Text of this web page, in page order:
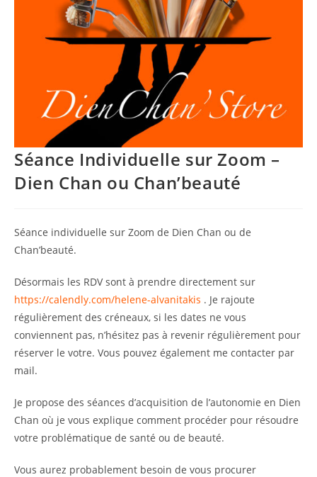
Séance Individuelle sur Zoom –
Dien Chan ou Chan’beauté
Séance individuelle sur Zoom de Dien Chan ou de
Chan’beauté.
Désormais les RDV sont à prendre directement sur
https://calendly.com/helene-alvanitakis . Je rajoute
régulièrement des créneaux, si les dates ne vous
conviennent pas, n’hésitez pas à revenir régulièrement pour
réserver le votre. Vous pouvez également me contacter par
mail.
Je propose des séances d’acquisition de l’autonomie en Dien
Chan où je vous explique comment procéder pour résoudre
votre problématique de santé ou de beauté.
Vous aurez probablement besoin de vous procurer